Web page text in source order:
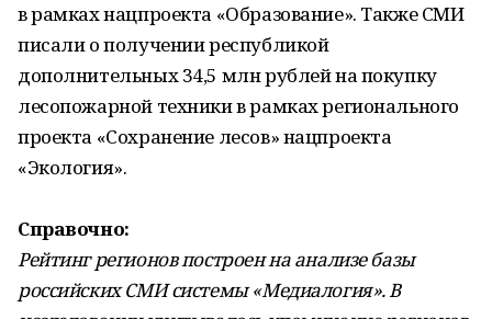
в рамках нацпроекта «Образование». Также СМИ
писали о получении республикой
дополнительных 34,5 млн рублей на покупку
лесопожарной техники в рамках регионального
проекта «Сохранение лесов» нацпроекта
«Экология».
Справочно:
Рейтинг регионов построен на анализе базы
российских СМИ системы «Медиалогия». В